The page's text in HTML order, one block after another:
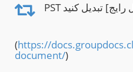
PST را در [همه قالب‌های فایل رایج] تبدیل کنید
(https://
document/)